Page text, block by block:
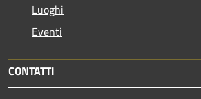
Luoghi
Eventi
CONTATTI